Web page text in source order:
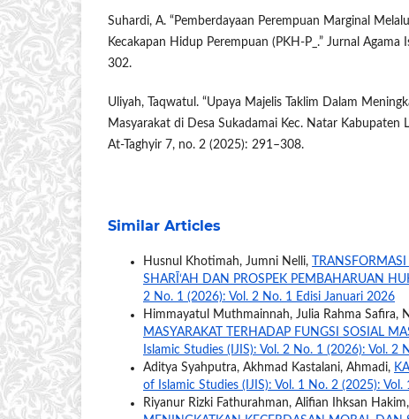
Suhardi, A. “Pemberdayaan Perempuan Marginal
Kecakapan Hidup Perempuan (PKH-P_.” Jurnal Agama
302.
Uliyah, Taqwatul. “Upaya Majelis Taklim Dalam
Masyarakat di Desa Sukadamai Kec. Natar Kabupaten
At-Taghyir 7, no. 2 (2025): 291–308.
Similar Articles
Husnul Khotimah, Jumni Nelli,
SHARĪ‘AH DAN PROSPEK PEMBAHARUAN
2 No. 1 (2026): Vol. 2 No. 1 Edisi Januari 2026
Himmayatul Muthmainnah, Julia Rahma Safira,
MASYARAKAT TERHADAP FUNGSI SOSIAL
Islamic Studies (IJIS): Vol. 2 No. 1 (2026): Vol. 2
Aditya Syahputra, Akhmad Kastalani, Ahmadi,
of Islamic Studies (IJIS): Vol. 1 No. 2 (2025):
Riyanur Rizki Fathurahman, Alifian Ihksan